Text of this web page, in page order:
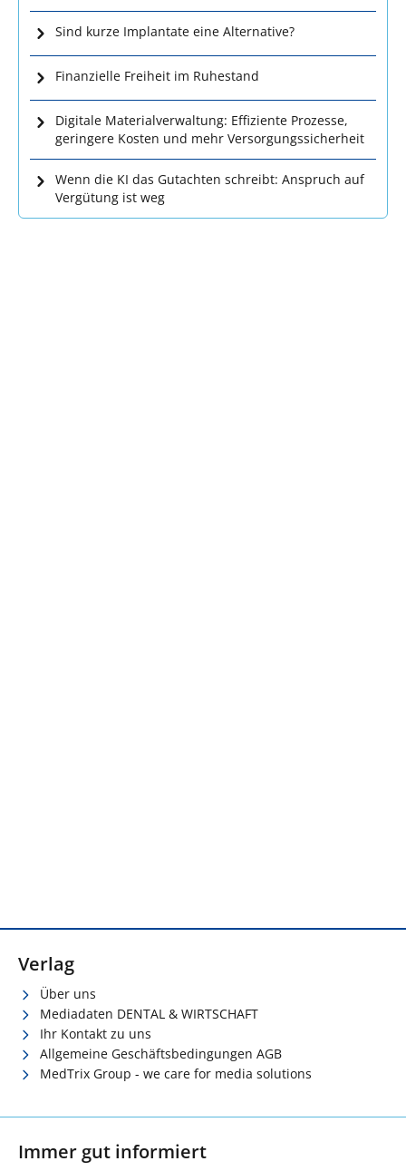
Sind kurze Implantate eine Alternative?
Finanzielle Freiheit im Ruhestand
Digitale Materialverwaltung: Effiziente Prozesse,
geringere Kosten und mehr Versorgungssicherheit
Wenn die KI das Gutachten schreibt: Anspruch auf
Vergütung ist weg
Verlag
Über uns
Mediadaten DENTAL & WIRTSCHAFT
Ihr Kontakt zu uns
Allgemeine Geschäftsbedingungen AGB
MedTrix Group - we care for media solutions
Immer gut informiert